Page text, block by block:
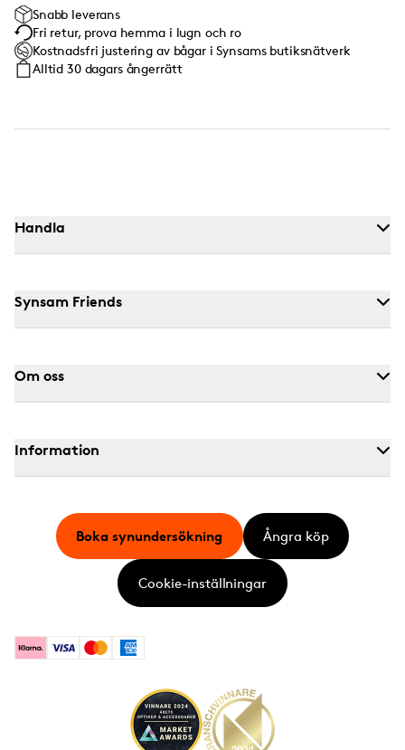
Snabb leverans
Fri retur, prova hemma i lugn och ro
Kostnadsfri justering av bågar i Synsams butiksnätverk
Alltid 30 dagars ångerrätt
Handla
Synsam Friends
Om oss
Information
KlarnaVisa MastercardAmerican Express
Boka synundersökning Ångra köp
Cookie-inställningar